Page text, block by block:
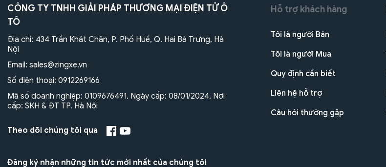
CÔNG TY TNHH GIẢI PHÁP THƯƠNG MẠI ĐIỆN TỬ Ô
TÔ
Địa chỉ: 434 Trần Khát Chân, P. Phố Huế, Q. Hai Bà Trưng, Hà
Nội
Email: sales@zingxe.vn
Số điện thoại: 0912269166
Mã số doanh nghiệp: 0109676491. Ngày cấp: 08/01/2024. Nơi
cấp: SKH & ĐT TP. Hà Nội
Theo dõi chúng tôi qua
Đăng ký nhận những tin tức mới nhất của chúng tôi
Hỗ trợ khách hàng
Tôi là người Bán
Tôi là người Mua
Quy định cần biết
Liên hệ hỗ trợ
Câu hỏi thường gặp